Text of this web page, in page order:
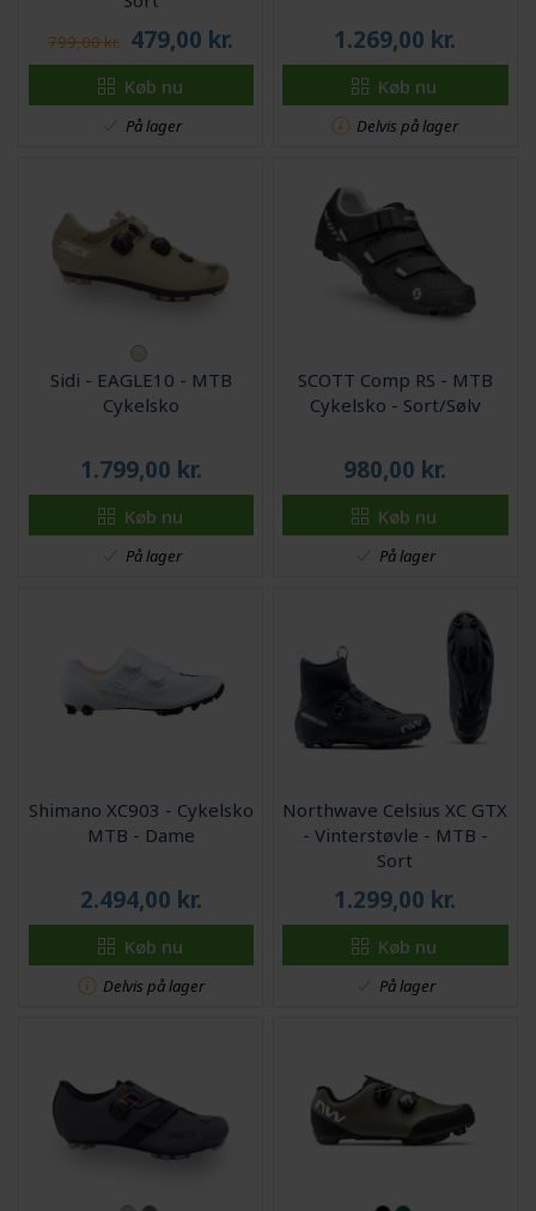
799,00 kr. 479,00 kr.
Køb nu
På lager
1.269,00 kr.
Køb nu
Delvis på lager
Sidi - EAGLE10 - MTB
Cykelsko
1.799,00 kr.
Køb nu
På lager
SCOTT Comp RS - MTB
Cykelsko - Sort/Sølv
980,00 kr.
Køb nu
På lager
Shimano XC903 - Cykelsko
MTB - Dame
2.494,00 kr.
Køb nu
Delvis på lager
Northwave Celsius XC GTX
- Vinterstøvle - MTB -
Sort
1.299,00 kr.
Køb nu
På lager